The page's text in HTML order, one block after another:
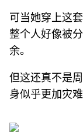
可当她穿上这
整个人好像被
余。
但这还真不是
身似乎更加灾难